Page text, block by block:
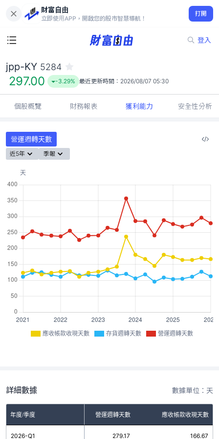
財富自由
立即使用APP，開啟您的股市智慧導航！
打開
登入
297.00
-3.29%
jpp-KY 5284
297.00 -3.29% 最近更新時間： 2026/08/07 05:30
個股概覽 財務報表 獲利能力 安全性分析
營運週轉天數
近5年 季報
應收帳款收現天數 存貨週轉天數 營運週轉天數
詳細數據 數據單位：天
年度/季度
存貨週轉天數 營運週轉天數 應收帳款收現天數
2026-Q1112.50 279.17 166.67